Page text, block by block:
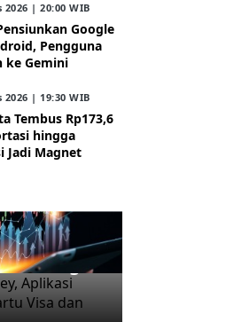
2026 | 20:00 WIB
Google
Pengguna
ke Gemini
2026 | 19:30 WIB
Tembus Rp173,6
hingga
Jadi Magnet
Money,
Bunga